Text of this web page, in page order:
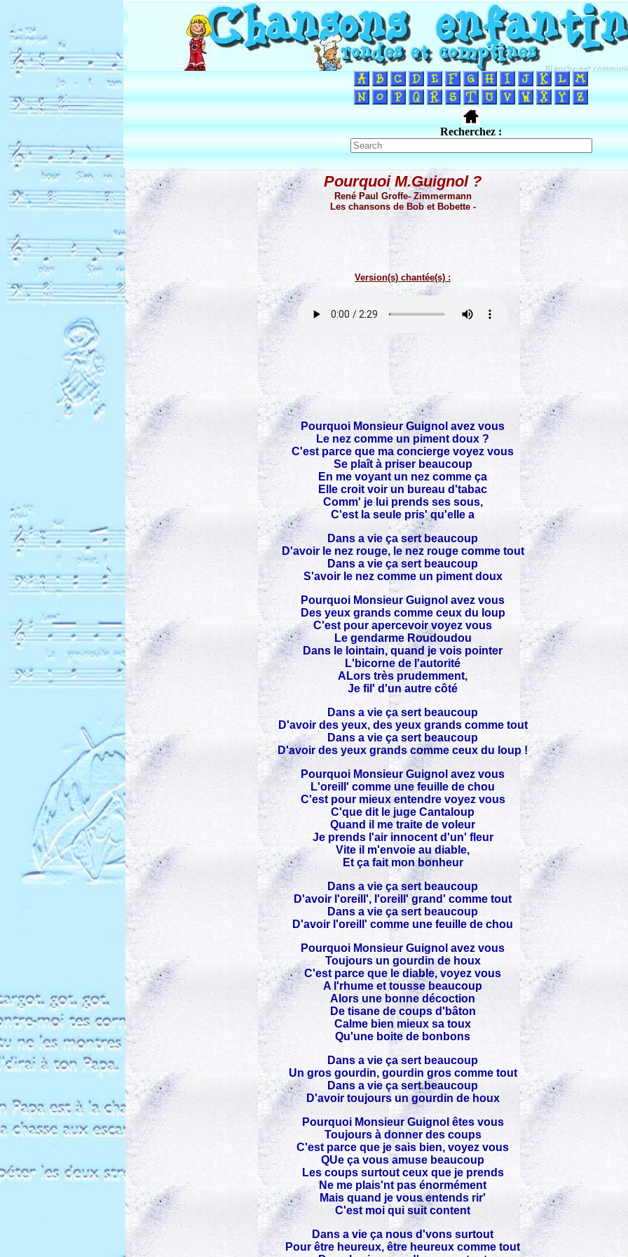
Recherchez :
Pourquoi M.Guignol ?
René Paul Groffe- Zimmermann
Les chansons de Bob et Bobette -
Version(s) chantée(s) :
Pourquoi Monsieur Guignol avez vous
Le nez comme un piment doux ?
C'est parce que ma concierge voyez vous
Se plaît à priser beaucoup
En me voyant un nez comme ça
Elle croit voir un bureau d'tabac
Comm' je lui prends ses sous,
C'est la seule pris' qu'elle a
Dans a vie ça sert beaucoup
D'avoir le nez rouge, le nez rouge comme tout
Dans a vie ça sert beaucoup
S'avoir le nez comme un piment doux
Pourquoi Monsieur Guignol avez vous
Des yeux grands comme ceux du loup
C'est pour apercevoir voyez vous
Le gendarme Roudoudou
Dans le lointain, quand je vois pointer
L'bicorne de l'autorité
ALors très prudemment,
Je fil' d'un autre côté
Dans a vie ça sert beaucoup
D'avoir des yeux, des yeux grands comme tout
Dans a vie ça sert beaucoup
D'avoir des yeux grands comme ceux du loup !
Pourquoi Monsieur Guignol avez vous
L'oreill' comme une feuille de chou
C'est pour mieux entendre voyez vous
C'que dit le juge Cantaloup
Quand il me traite de voleur
Je prends l'air innocent d'un' fleur
Vite il m'envoie au diable,
Et ça fait mon bonheur
Dans a vie ça sert beaucoup
D'avoir l'oreill', l'oreill' grand' comme tout
Dans a vie ça sert beaucoup
D'avoir l'oreill' comme une feuille de chou
Pourquoi Monsieur Guignol avez vous
Toujours un gourdin de houx
C'est parce que le diable, voyez vous
A l'rhume et tousse beaucoup
Alors une bonne décoction
De tisane de coups d'bâton
Calme bien mieux sa toux
Qu'une boite de bonbons
Dans a vie ça sert beaucoup
Un gros gourdin, gourdin gros comme tout
Dans a vie ça sert beaucoup
D'avoir toujours un gourdin de houx
Pourquoi Monsieur Guignol êtes vous
Toujours à donner des coups
C'est parce que je sais bien, voyez vous
QUe ça vous amuse beaucoup
Les coups surtout ceux que je prends
Ne me plais'nt pas énormément
Mais quand je vous entends rir'
C'est moi qui suit content
Dans a vie ça nous d'vons surtout
Pour être heureux, être heureux comme tout